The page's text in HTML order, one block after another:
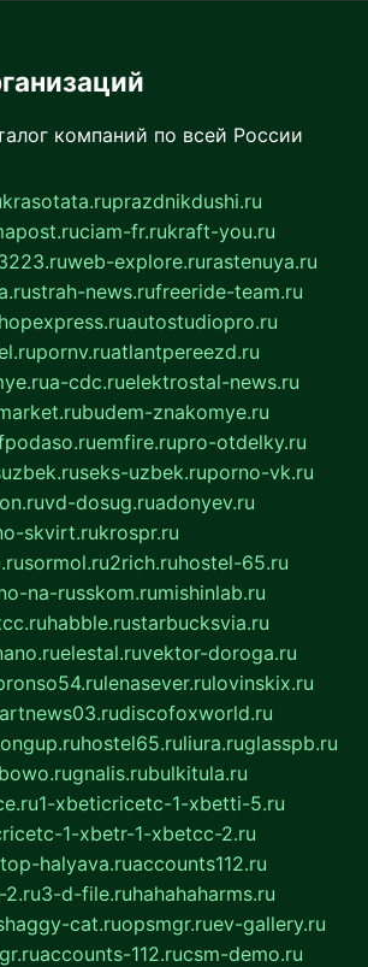
компаний по всей России
krasotata.ruprazdnikdushi.ru
ciam-fr.rukraft-you.ru
web-explore.rurastenuya.ru
strah-news.rufreeride-team.ru
autostudiopro.ru
pornv.ruatlantpereezd.ru
a-cdc.ruelektrostal-news.ru
budem-znakomye.ru
emfire.rupro-otdelky.ru
seks-uzbek.ruporno-vk.ru
vd-dosug.ruadonyev.ru
skvirt.rukrospr.ru
sormol.ru2rich.ruhostel-65.ru
na-russkom.rumishinlab.ru
habble.rustarbucksvia.ru
elestal.ruvektor-doroga.ru
lenasever.rulovinskix.ru
discofoxworld.ru
hostel65.ruliura.ruglasspb.ru
gnalis.rubulkitula.ru
1-xbeticricetc-1-xbetti-5.ru
1-xbetr-1-xbetcc-2.ru
top-halyava.ruaccounts112.ru
3-d-file.ruhahahaharms.ru
cat.ruopsmgr.ruev-gallery.ru
accounts-112.rucsm-demo.ru